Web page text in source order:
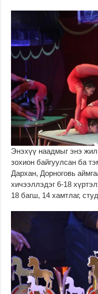
Энэхүү наадмыг энэ
зохион байгуулсан ба
Дархан, Дорноговь
хичээллэдэг 6-18
18 багш, 14 хамтлаг,